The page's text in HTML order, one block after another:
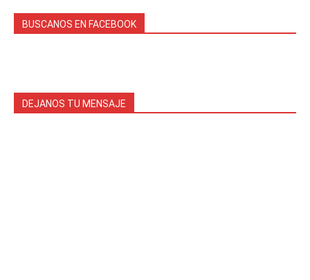
BUSCANOS EN FACEBOOK
DEJANOS TU MENSAJE